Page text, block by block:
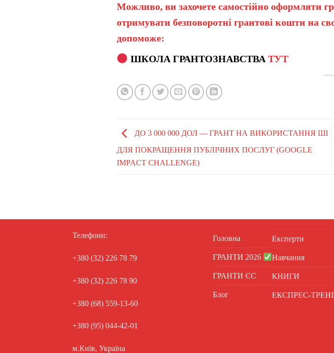
Можливо, ви захочете самостійно оформляти
отримувати безповоротні грантові кошти на
допоможе:
ШКОЛА ГРАНТОЗНАВСТВА ТУТ
ДО 3 000 000 ДОЛ — ГРАНТ НА ВИКОРИСТАННЯ ШІ
ДЛЯ ПОКРАЩЕННЯ ПУБЛІЧНИХ ПОСЛУГ (GOOGLE
IMPACT CHALLENGE)
Телефони:
+380 (32) 226 78 79
+380 (32) 226 78 90
+380 (68) 559-13-60
+380 (95) 044-42-01
м.Київ, Україна
Головна
ГРАНТИ 2026
ГРАНТИ ЄС
Блог
Експерти
Навчання
КНИГИ
ЕКСПРЕС-